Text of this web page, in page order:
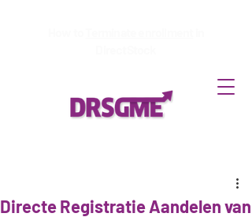
Directe Registratie Aandelen van